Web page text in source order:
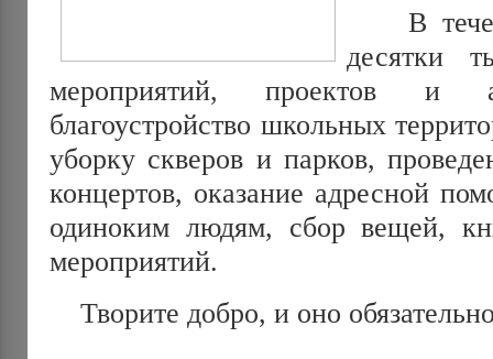
В
десятки
мероприятий, проектов и
благоустройство школьных
уборку скверов и парков,
концертов, оказание адресной
одиноким людям, сбор вещей,
мероприятий.
Творите добро, и оно